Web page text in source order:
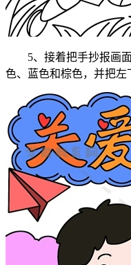
5、接着把手抄报画面
色、蓝色和棕色，并把左